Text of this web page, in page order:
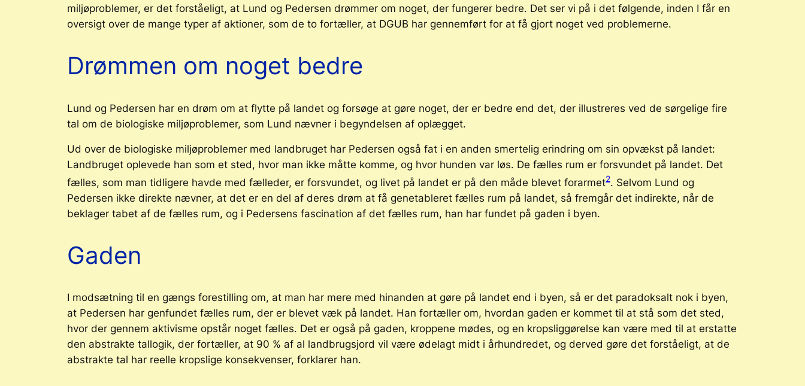
miljøproblemer, er det forståeligt, at Lund og Pedersen drømmer om noget, der fungerer bedre. Det ser vi på i det følgende, inden I får en
oversigt over de mange typer af aktioner, som de to fortæller, at DGUB har gennemført for at få gjort noget ved problemerne.
Drømmen om noget bedre
Lund og Pedersen har en drøm om at flytte på landet og forsøge at gøre noget, der er bedre end det, der illustreres ved de sørgelige fire
tal om de biologiske miljøproblemer, som Lund nævner i begyndelsen af oplægget.
Ud over de biologiske miljøproblemer med landbruget har Pedersen også fat i en anden smertelig erindring om sin opvækst på landet:
Landbruget oplevede han som et sted, hvor man ikke måtte komme, og hvor hunden var løs. De fælles rum er forsvundet på landet. Det
fælles, som man tidligere havde med fælleder, er forsvundet, og livet på landet er på den måde blevet forarmet2. Selvom Lund og
Pedersen ikke direkte nævner, at det er en del af deres drøm at få genetableret fælles rum på landet, så fremgår det indirekte, når de
beklager tabet af de fælles rum, og i Pedersens fascination af det fælles rum, han har fundet på gaden i byen.
Gaden
I modsætning til en gængs forestilling om, at man har mere med hinanden at gøre på landet end i byen, så er det paradoksalt nok i byen,
at Pedersen har genfundet fælles rum, der er blevet væk på landet. Han fortæller om, hvordan gaden er kommet til at stå som det sted,
hvor der gennem aktivisme opstår noget fælles. Det er også på gaden, kroppene mødes, og en kropsliggørelse kan være med til at erstatte
den abstrakte tallogik, der fortæller, at 90 % af al landbrugsjord vil være ødelagt midt i århundredet, og derved gøre det forståeligt, at de
abstrakte tal har reelle kropslige konsekvenser, forklarer han.